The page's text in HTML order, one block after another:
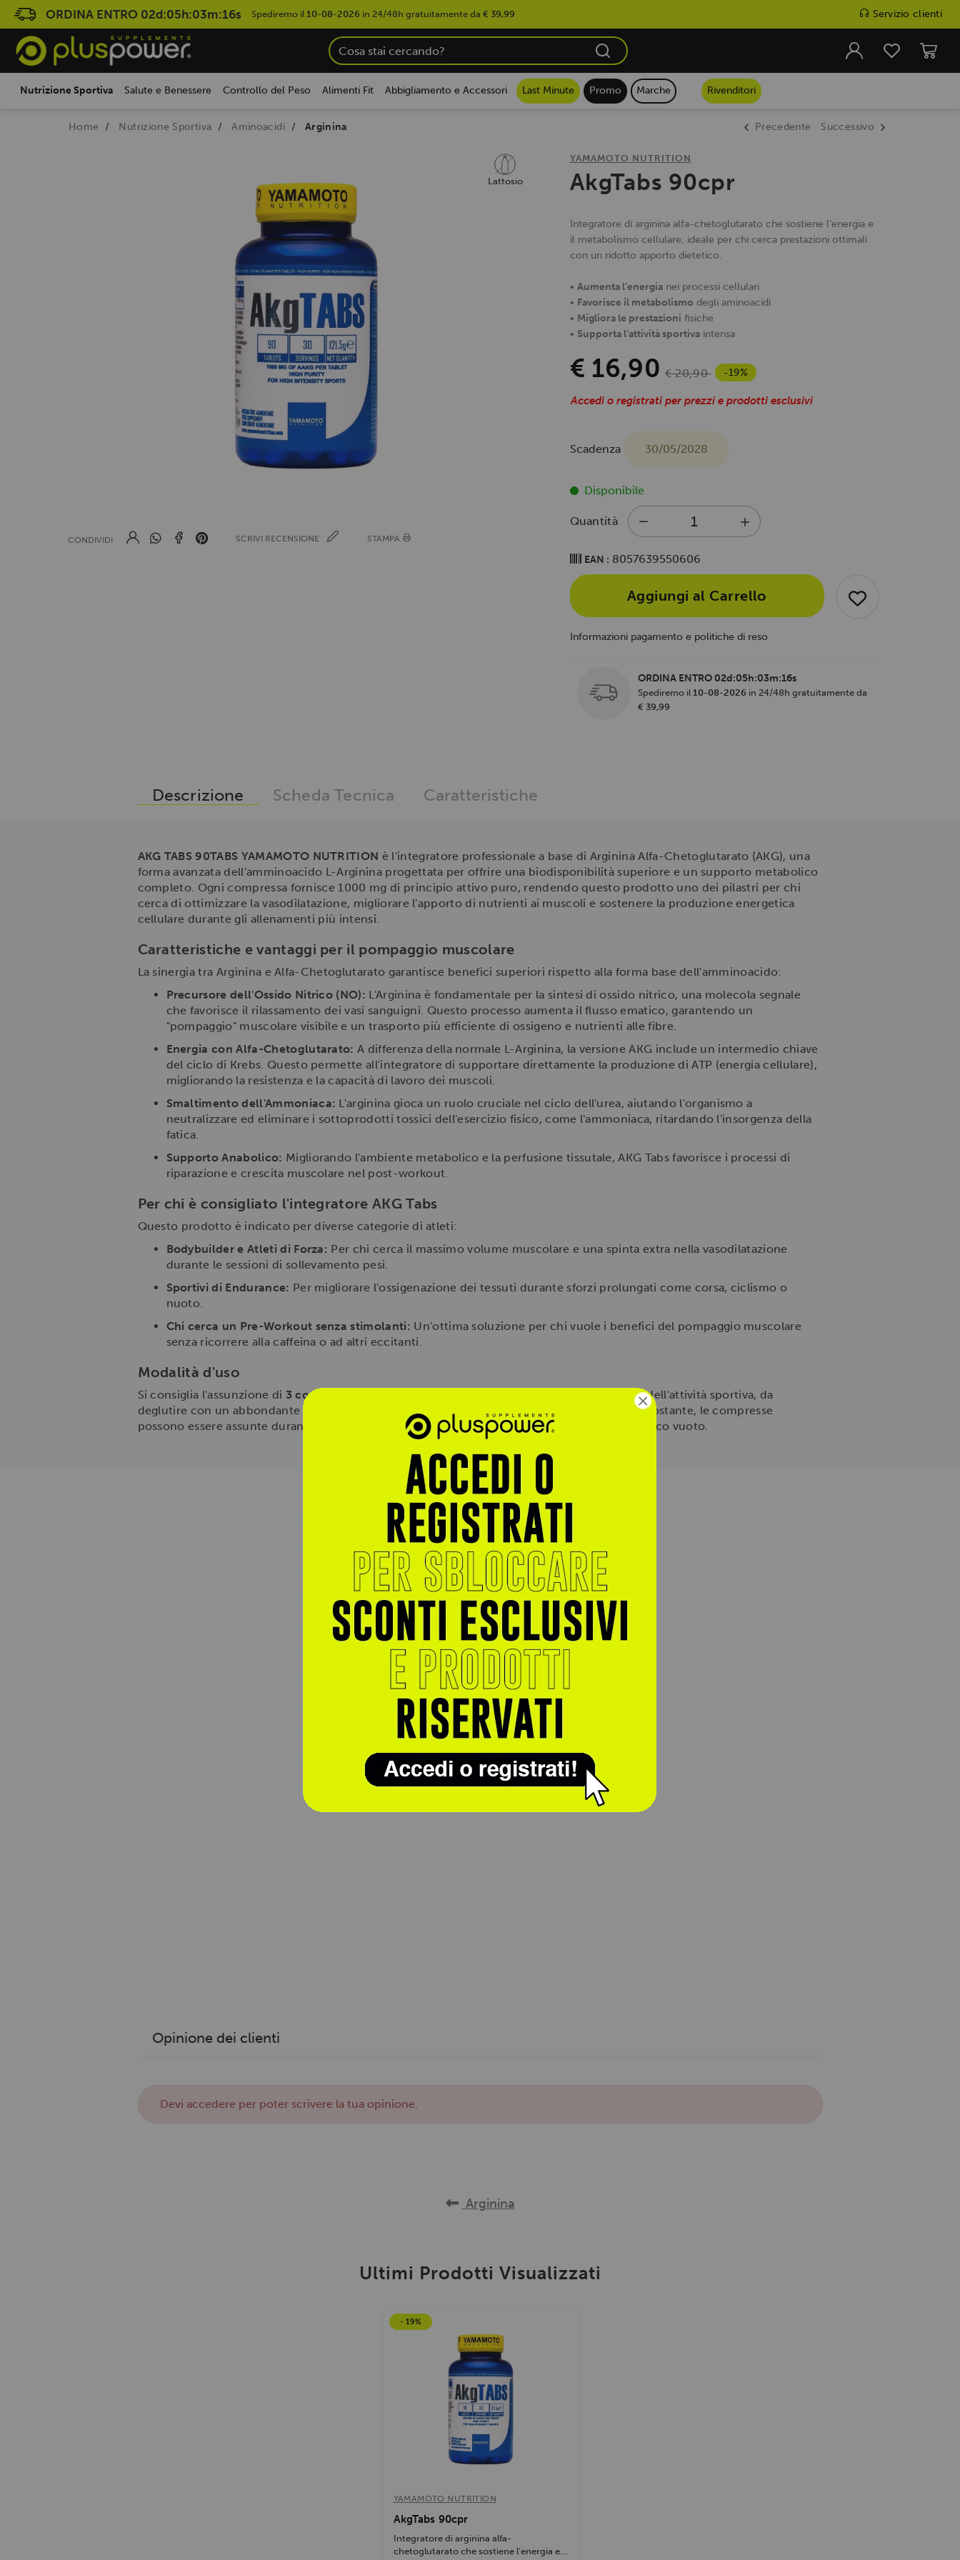
×
ORDINA ENTRO 02d:05h:03m:16s Spediremo il 10-08-2026 in 24/48h gratuitamente da € 39,99 Servizio clienti
Nutrizione Sportiva Salute e Benessere Controllo del Peso Alimenti Fit Abbigliamento e Accessori Last Minute Promo Marche Rivenditori
Home Nutrizione Sportiva Aminoacidi Arginina Precedente Successivo
Lattosio
CONDIVIDI SCRIVI RECENSIONE STAMPA
YAMAMOTO NUTRITION
AkgTabs 90cpr
Integratore di arginina alfa-chetoglutarato che sostiene l’energia e
il metabolismo cellulare, ideale per chi cerca prestazioni ottimali
con un ridotto apporto dietetico.
• Aumenta l’energianei processi cellulari
• Favorisce il metabolismo degli aminoacidi
• Migliora le prestazioni fisiche
• Supporta l’attività sportivaintensa
€ 16,90 € 20,90 -19%
Accedi o registrati per prezzi e prodotti esclusivi
Scadenza 30/05/2028
Disponibile
Quantità
EAN : 8057639550606
Aggiungi al Carrello
Informazioni pagamento e politiche di reso
ORDINA ENTRO 02d:05h:03m:16s
Spediremo il 10-08-2026 in 24/48h gratuitamente da
€ 39,99
Descrizione Scheda Tecnica Caratteristiche
AKG TABS 90TABS YAMAMOTO NUTRITION è l'integratore professionale a base di Arginina Alfa-Chetoglutarato (AKG), una
forma avanzata dell'amminoacido L-Arginina progettata per offrire una biodisponibilità superiore e un supporto metabolico
completo. Ogni compressa fornisce 1000 mg di principio attivo puro, rendendo questo prodotto uno dei pilastri per chi
cerca di ottimizzare la vasodilatazione, migliorare l'apporto di nutrienti ai muscoli e sostenere la produzione energetica
cellulare durante gli allenamenti più intensi.
Caratteristiche e vantaggi per il pompaggio muscolare
La sinergia tra Arginina e Alfa-Chetoglutarato garantisce benefici superiori rispetto alla forma base dell'amminoacido:
Precursore dell'Ossido Nitrico (NO): L'Arginina è fondamentale per la sintesi di ossido nitrico, una molecola segnale
che favorisce il rilassamento dei vasi sanguigni. Questo processo aumenta il flusso ematico, garantendo un
"pompaggio" muscolare visibile e un trasporto più efficiente di ossigeno e nutrienti alle fibre.
Energia con Alfa-Chetoglutarato: A differenza della normale L-Arginina, la versione AKG include un intermedio chiave
del ciclo di Krebs. Questo permette all'integratore di supportare direttamente la produzione di ATP (energia cellulare),
migliorando la resistenza e la capacità di lavoro dei muscoli.
Smaltimento dell'Ammoniaca: L'arginina gioca un ruolo cruciale nel ciclo dell'urea, aiutando l'organismo a
neutralizzare ed eliminare i sottoprodotti tossici dell'esercizio fisico, come l'ammoniaca, ritardando l'insorgenza della
fatica.
Supporto Anabolico: Migliorando l'ambiente metabolico e la perfusione tissutale, AKG Tabs favorisce i processi di
riparazione e crescita muscolare nel post-workout.
Per chi è consigliato l'integratore AKG Tabs
Questo prodotto è indicato per diverse categorie di atleti:
Bodybuilder e Atleti di Forza: Per chi cerca il massimo volume muscolare e una spinta extra nella vasodilatazione
durante le sessioni di sollevamento pesi.
Sportivi di Endurance: Per migliorare l'ossigenazione dei tessuti durante sforzi prolungati come corsa, ciclismo o
nuoto.
Chi cerca un Pre-Workout senza stimolanti: Un'ottima soluzione per chi vuole i benefici del pompaggio muscolare
senza ricorrere alla caffeina o ad altri eccitanti.
Modalità d'uso
Si consiglia l'assunzione di 3 compresse al giorno
, preferibilmente circa 20-30 minuti prima dell'attività sportiva, da
deglutire con un abbondante bicchiere d'acqua. In alternativa, per un supporto metabolico costante, le compresse
possono essere assunte durante la giornata o la sera prima di coricarsi, rigorosamente a stomaco vuoto.
Opinione dei clienti
Devi accedere per poter scrivere la tua opinione.
Arginina
Ultimi Prodotti Visualizzati
- 19%
YAMAMOTO NUTRITION
AkgTabs 90cpr
Integratore di arginina alfa-
chetoglutarato che sostiene l’energia e